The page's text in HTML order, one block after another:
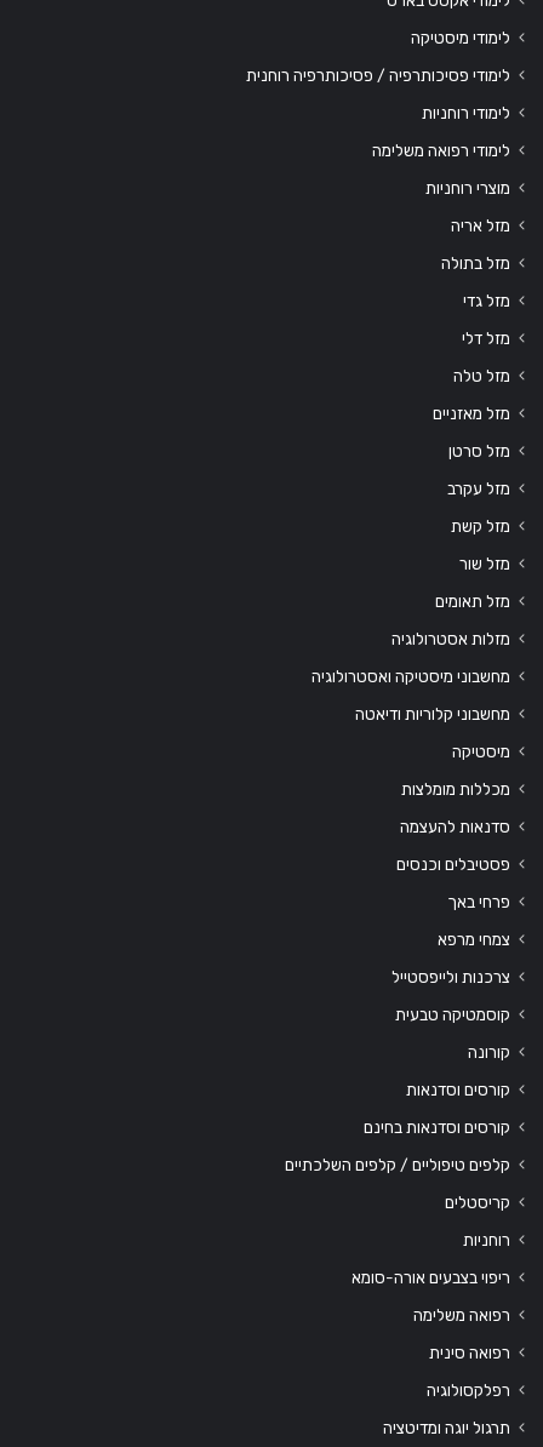
לימודי מיסטיקה
לימודי פסיכותרפיה / פסיכותרפיה רוחנית
לימודי רוחניות
לימודי רפואה משלימה
מוצרי רוחניות
מזל אריה
מזל בתולה
מזל גדי
מזל דלי
מזל טלה
מזל מאזניים
מזל סרטן
מזל עקרב
מזל קשת
מזל שור
מזל תאומים
מזלות אסטרולוגיה
מחשבוני מיסטיקה ואסטרולוגיה
מחשבוני קלוריות ודיאטה
מיסטיקה
מכללות מומלצות
סדנאות להעצמה
פסטיבלים וכנסים
פרחי באך
צמחי מרפא
צרכנות ולייפסטייל
קוסמטיקה טבעית
קורונה
קורסים וסדנאות
קורסים וסדנאות בחינם
קלפים טיפוליים / קלפים השלכתיים
קריסטלים
רוחניות
ריפוי בצבעים אורה-סומא
רפואה משלימה
רפואה סינית
רפלקסולוגיה
תרגול יוגה ומדיטציה